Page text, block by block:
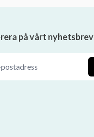
på vårt nyhetsbrev